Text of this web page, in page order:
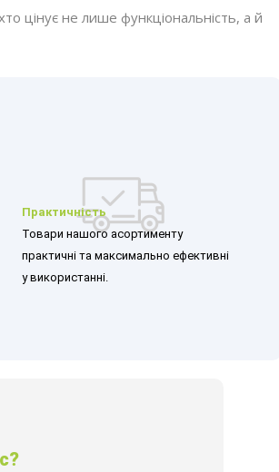
цінує не лише функціональність, а й
Практичність
Товари нашого асортименту
практичні та максимально ефективні
у використанні.